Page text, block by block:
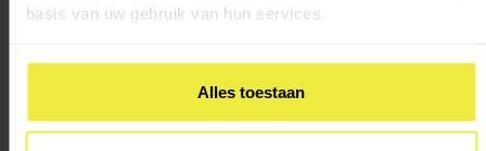
basis van uw gebruik van hun services.
Alles toestaan
Email: